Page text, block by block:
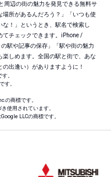
周辺の街の魅力を発見できる無料サ
場所があるんだろう？」「いつも使
！」というとき、駅名で検索し
てチェックできます。iPhone /
駅や記事の保存」「駅や街の魅力
しめます。全国の駅と街で、あな
出逢い）がありますように！
。
す。
の商標です。
使用されています。
LLCの商標です。